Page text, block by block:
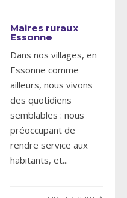
Maires ruraux
Essonne
Dans nos villages, en
Essonne comme
ailleurs, nous vivons
des quotidiens
semblables : nous
préoccupant de
rendre service aux
habitants, et...